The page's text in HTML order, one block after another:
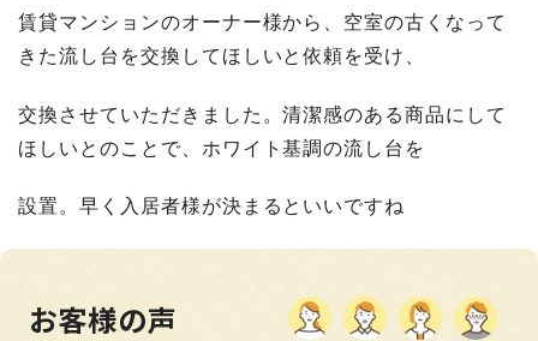
賃貸マンションのオーナー様から、空室の古くなって
きた流し台を交換してほしいと依頼を受け、
交換させていただきました。清潔感のある商品にして
ほしいとのことで、ホワイト基調の流し台を
設置。早く入居者様が決まるといいですね
お客様の声